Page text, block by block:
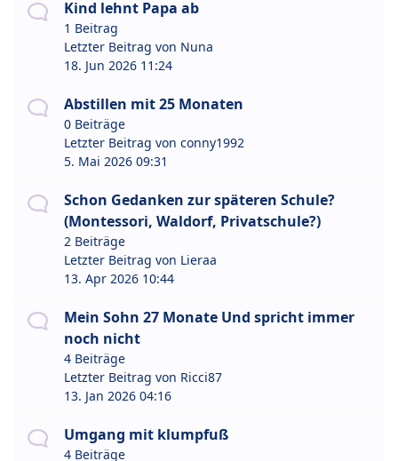
Kind lehnt Papa ab
1 Beitrag
Letzter Beitrag von Nuna
18. Jun 2026 11:24
Abstillen mit 25 Monaten
0 Beiträge
Letzter Beitrag von conny1992
5. Mai 2026 09:31
Schon Gedanken zur späteren Schule?
(Montessori, Waldorf, Privatschule?)
2 Beiträge
Letzter Beitrag von Lieraa
13. Apr 2026 10:44
Mein Sohn 27 Monate Und spricht immer
noch nicht
4 Beiträge
Letzter Beitrag von Ricci87
13. Jan 2026 04:16
Umgang mit klumpfuß
4 Beiträge